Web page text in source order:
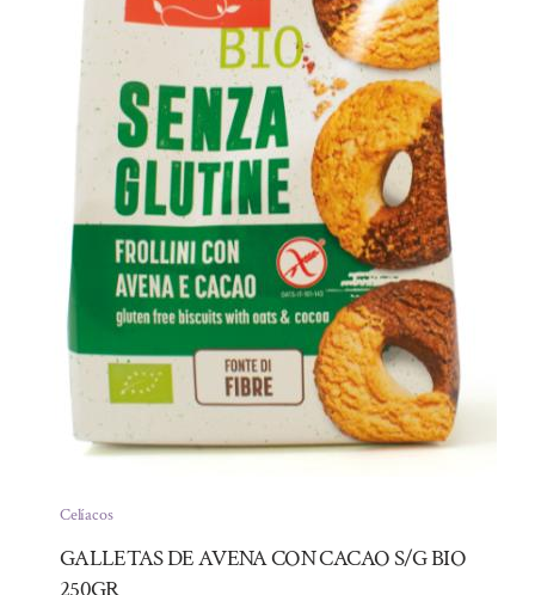
Celíacos
GALLETAS DE AVENA CON CACAO S/G BIO